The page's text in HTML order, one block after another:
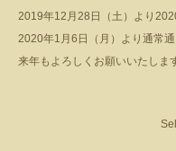
2019年12月28日（土）より
2020年1月6日（月）より通常通
来年もよろしくお願いいたしま